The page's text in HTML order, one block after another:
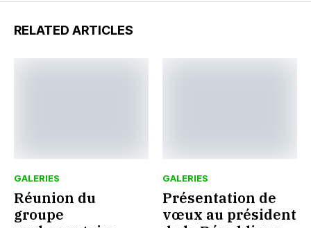
RELATED ARTICLES
GALERIES
Réunion du
groupe
GALERIES
Présentation de
vœux au président